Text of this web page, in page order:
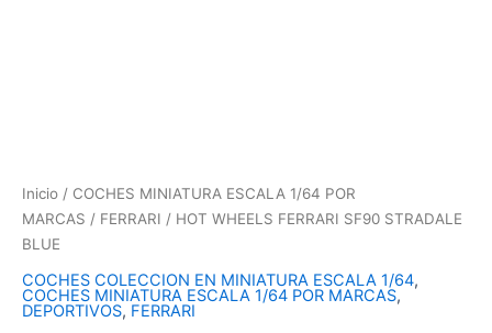
Inicio / COCHES MINIATURA ESCALA 1/64 POR
MARCAS / FERRARI / HOT WHEELS FERRARI SF90 STRADALE
BLUE
COCHES COLECCION EN MINIATURA ESCALA 1/64,
COCHES MINIATURA ESCALA 1/64 POR MARCAS,
DEPORTIVOS, FERRARI